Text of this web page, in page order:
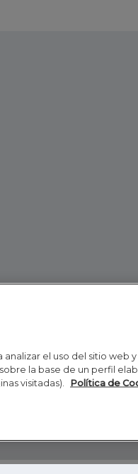
Inicio
el uso del sitio web
la base de un perfil
visitadas).
Política de